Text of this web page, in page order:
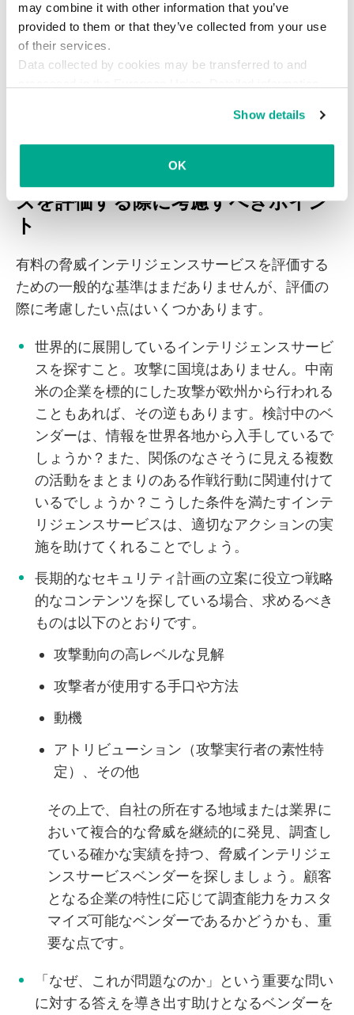
may combine it with other information that you’ve
provided to them or that they’ve collected from your use
of their services.
Data collected by cookies may be transferred to and
Show details
OK
報源に関しても、提供される情報が自社固有のニ
ーズやユースケース（セキュリティオペレーショ
ンやインシデント対応、リスク管理、脆弱性管
有料の脅威インテリジェンスサービ
スを評価する際に考慮すべきポイン
ト
有料の脅威インテリジェンスサービスを評価する
ための一般的な基準はまだありませんが、評価の
際に考慮したい点はいくつかあります。
世界的に展開しているインテリジェンスサービ
スを探すこと。攻撃に国境はありません。中南
米の企業を標的にした攻撃が欧州から行われる
こともあれば、その逆もあります。検討中のベ
ンダーは、情報を世界各地から入手しているで
しょうか？また、関係のなさそうに見える複数
の活動をまとまりのある作戦行動に関連付けて
いるでしょうか？こうした条件を満たすインテ
リジェンスサービスは、適切なアクションの実
施を助けてくれることでしょう。
長期的なセキュリティ計画の立案に役立つ戦略
的なコンテンツを探している場合、求めるべき
ものは以下のとおりです。
攻撃動向の高レベルな見解
攻撃者が使用する手口や方法
動機
アトリビューション（攻撃実行者の素性特
定）、その他
その上で、自社の所在する地域または業界に
おいて複合的な脅威を継続的に発見、調査し
ている確かな実績を持つ、脅威インテリジェ
ンスサービスベンダーを探しましょう。顧客
となる企業の特性に応じて調査能力をカスタ
マイズ可能なベンダーであるかどうかも、重
要な点です。
「なぜ、これが問題なのか」という重要な問い
に対する答えを導き出す助けとなるベンダーを